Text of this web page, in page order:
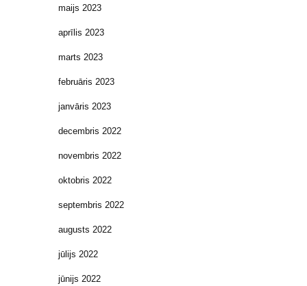
maijs 2023
aprīlis 2023
marts 2023
februāris 2023
janvāris 2023
decembris 2022
novembris 2022
oktobris 2022
septembris 2022
augusts 2022
jūlijs 2022
jūnijs 2022